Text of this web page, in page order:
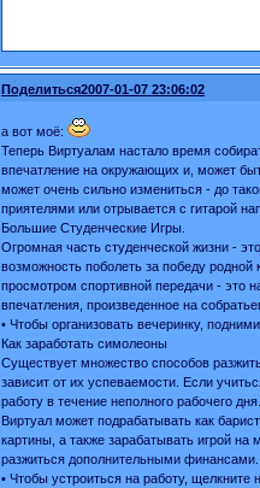
Поделиться2007-01-07 23:06:02
а вот моё:
Теперь Виртуалам настало время
впечатление на окружающих и, может
может очень сильно измениться - до
приятелями или отрывается с гитарой
Большие Студенческие Игры.
Огромная часть студенческой жизни -
возможность поболеть за победу
просмотром спортивной передачи - это
впечатления, произведенное на
• Чтобы организовать вечеринку,
Как заработать симолеоны
Существует множество способов
зависит от их успеваемости. Если
работу в течение неполного рабочего
Виртуал может подрабатывать как
картины, а также зарабатывать игрой
разжиться дополнительными финансами.
• Чтобы устроиться на работу,